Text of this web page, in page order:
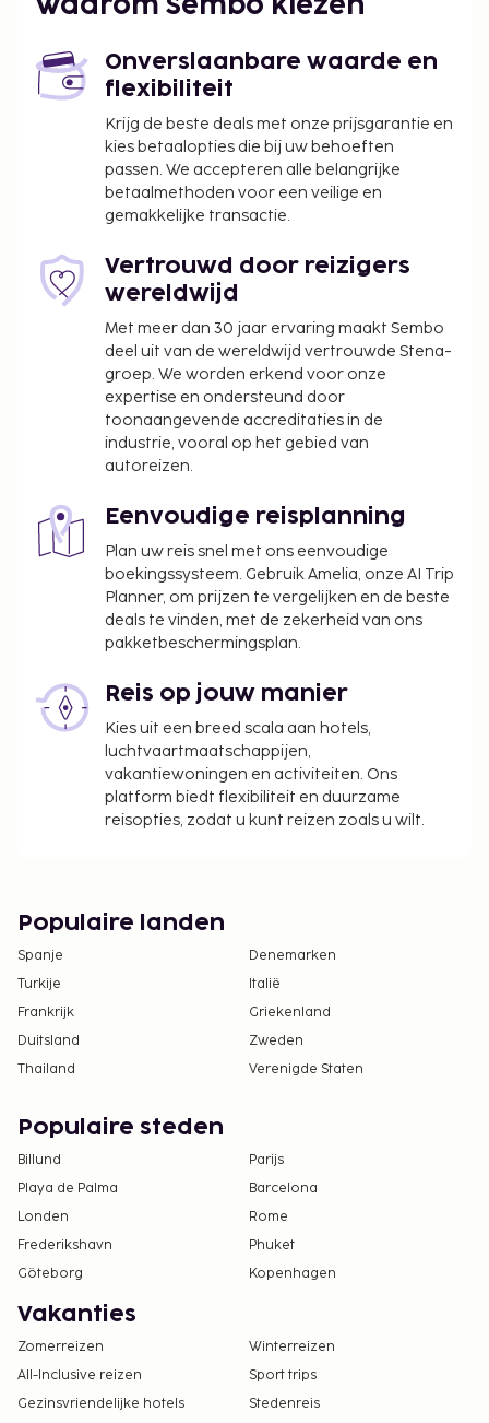
Waarom Sembo kiezen
Onverslaanbare waarde en
flexibiliteit
Krijg de beste deals met onze prijsgarantie en
kies betaalopties die bij uw behoeften
passen. We accepteren alle belangrijke
betaalmethoden voor een veilige en
gemakkelijke transactie.
Vertrouwd door reizigers
wereldwijd
Met meer dan 30 jaar ervaring maakt Sembo
deel uit van de wereldwijd vertrouwde Stena-
groep. We worden erkend voor onze
expertise en ondersteund door
toonaangevende accreditaties in de
industrie, vooral op het gebied van
autoreizen.
Eenvoudige reisplanning
Plan uw reis snel met ons eenvoudige
boekingssysteem. Gebruik Amelia, onze AI Trip
Planner, om prijzen te vergelijken en de beste
deals te vinden, met de zekerheid van ons
pakketbeschermingsplan.
Reis op jouw manier
Kies uit een breed scala aan hotels,
luchtvaartmaatschappijen,
vakantiewoningen en activiteiten. Ons
platform biedt flexibiliteit en duurzame
reisopties, zodat u kunt reizen zoals u wilt.
Populaire landen
Spanje
Denemarken
Turkije
Italië
Frankrijk
Griekenland
Duitsland
Zweden
Thailand
Verenigde Staten
Populaire steden
Billund
Parijs
Playa de Palma
Barcelona
Londen
Rome
Frederikshavn
Phuket
Göteborg
Kopenhagen
Vakanties
Zomerreizen
Winterreizen
All-Inclusive reizen
Sport trips
Gezinsvriendelijke hotels
Stedenreis